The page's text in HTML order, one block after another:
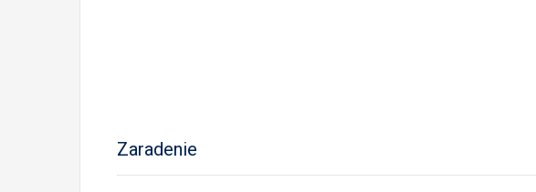
Zaradenie